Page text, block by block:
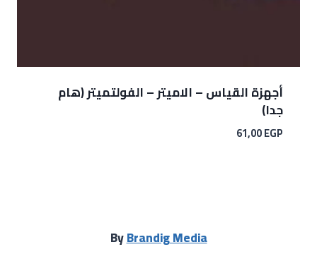
أجهزة القياس – الاميتر – الفولتميتر (هام
جدا)
61,00EGP
ByBrandig Media